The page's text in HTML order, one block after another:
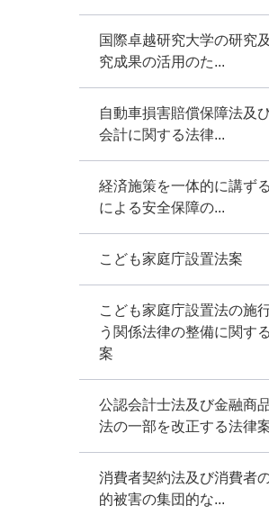
国際卓越研究大学の研究
究成果の活用のた...
自動車損害賠償保障法及
会計に関する法律...
経済施策を一体的に講ず
による安全保障の...
こども家庭庁設置法案
こども家庭庁設置法の施
う関係法律の整備に関す
案
公認会計士法及び金融商品
法の一部を改正する法律
消費者契約法及び消費者
的被害の集団的な...